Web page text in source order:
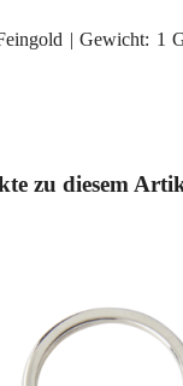
| Gewicht: 1
zu diesem